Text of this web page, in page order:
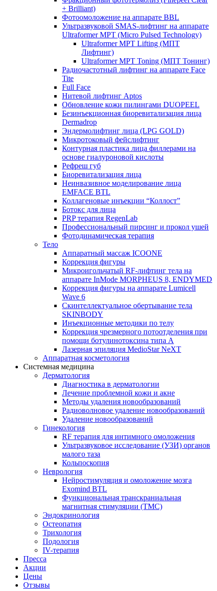
+ Brilliant)
Фотоомоложение на аппарате BBL
Ультразвуковой SMAS-лифтинг на аппарате
Ultraformer MPT (Micro Pulsed Technology)
Ultraformer MPT Lifting (МПТ
Лифтинг)
Ultraformer MPT Toning (МПТ Тонинг)
Радиочастотный лифтинг на аппарате Face
Tite
Full Face
Нитевой лифтинг Aptos
Обновление кожи пилингами DUOPEEL
Безинъекционная биоревитализация лица
Dermadrop
Эндермолифтинг лица (LPG GOLD)
Микротоковый фейслифтинг
Контурная пластика лица филлерами на
основе гиалуроновой кислоты
Рефреш губ
Биоревитализация лица
Неинвазивное моделирование лица
EMFACE BTL
Коллагеновые инъекции “Коллост”
Ботокс для лица
PRP терапия RegenLab
Профессиональный пирсинг и прокол ушей
Фотодинамическая терапия
Тело
Аппаратный массаж ICOONE
Коррекция фигуры
Микроигольчатый RF-лифтинг тела на
аппарате InMode MORPHEUS 8, ENDYMED
Коррекция фигуры на аппарате Lumicell
Wave 6
Скинтеллектуальное обертывание тела
SKINBODY
Инъекционные методики по телу
Коррекция чрезмерного потоотделения при
помощи ботулинотоксина типа А
Лазерная эпиляция MedioStar NeXT
Аппаратная косметология
Системная медицина
Дерматология
Диагностика в дерматологии
Лечение проблемной кожи и акне
Методы удаления новообразований
Радиоволновое удаление новообразований
Удаление новообразований
Гинекология
RF терапия для интимного омоложения
Ультразвуковое исследование (УЗИ) органов
малого таза
Кольпоскопия
Неврология
Нейростимуляция и омоложение мозга
Exomind BTL
Функциональная транскраниальная
магнитная стимуляции (ТМС)
Эндокринология
Остеопатия
Трихология
Подология
IV-терапия
Пресса
Акции
Цены
Отзывы